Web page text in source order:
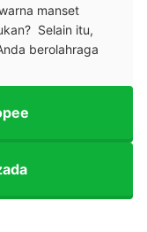
manset
Selain itu,
berolahraga